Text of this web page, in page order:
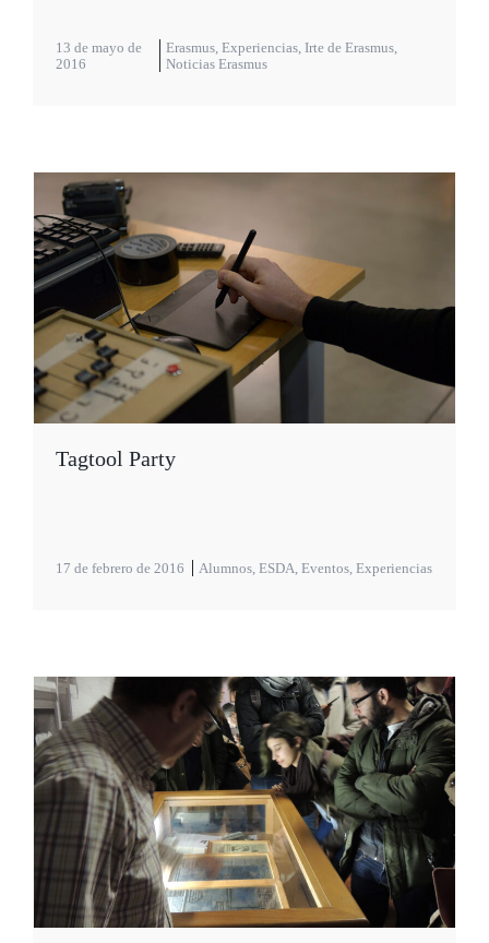
13 de mayo de
2016
Erasmus, Experiencias, Irte de Erasmus,
Noticias Erasmus
Tagtool Party
17 de febrero de 2016 Alumnos, ESDA, Eventos, Experiencias